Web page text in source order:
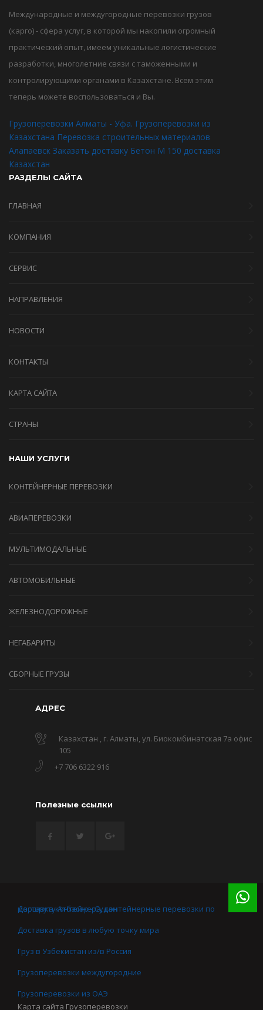
Международные и междугородные перевозки грузов
(карго) - сфера услуг, в которой мы накопили огромный
практический опыт, имеем уникальные логистические
разработки, многолетние связи с таможенными и
контролирующими органами в Казахстане. Всем этим
теперь можете воспользоваться и Вы.
Грузоперевозки Алматы - Уфа. Грузоперевозки из
Казахстана Перевозка строительных материалов
Алапаевск Заказать доставку Бетон М 150 доставка
Казахстан
РАЗДЕЛЫ САЙТА
ГЛАВНАЯ
КОМПАНИЯ
СЕРВИС
НАПРАВЛЕНИЯ
НОВОСТИ
КОНТАКТЫ
КАРТА САЙТА
СТРАНЫ
НАШИ УСЛУГИ
КОНТЕЙНЕРНЫЕ ПЕРЕВОЗКИ
АВИАПЕРЕВОЗКИ
МУЛЬТИМОДАЛЬНЫЕ
АВТОМОБИЛЬНЫЕ
ЖЕЛЕЗНОДОРОЖНЫЕ
НЕГАБАРИТЫ
СБОРНЫЕ ГРУЗЫ
АДРЕС
Казахстан , г. Алматы, ул. Биокомбинатская 7а офис
105
+7 706 6322 916
Полезные ссылки
Доставка контейнера, контейнерные перевозки по маршруту Атбасар - Судан
Доставка грузов в любую точку мира
Груз в Узбекистан из/в Россия
Грузоперевозки междугородние
Грузоперевозки из ОАЭ
Карта сайта Грузоперевозки